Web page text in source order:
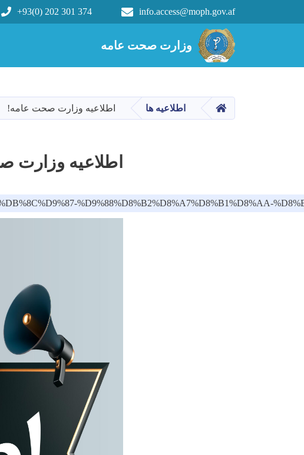
وزارت صحت عامه
info.access@moph.gov.af
+93(0) 202 301 374
Main navigation
وزارت صحت عامه
HOME اطلاعیه ها اطلاعیه وزارت صحت عامه!
اطلاعیه
%D9%88%D8%B2%D8%A7%D8%B1%D8%AA-